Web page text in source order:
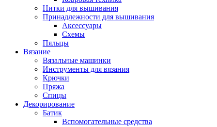
Нитки для вышивания
Принадлежности для вышивания
Аксессуары
Схемы
Пяльцы
Вязание
Вязальные машинки
Инструменты для вязания
Крючки
Пряжа
Спицы
Декорирование
Батик
Вспомогательные средства